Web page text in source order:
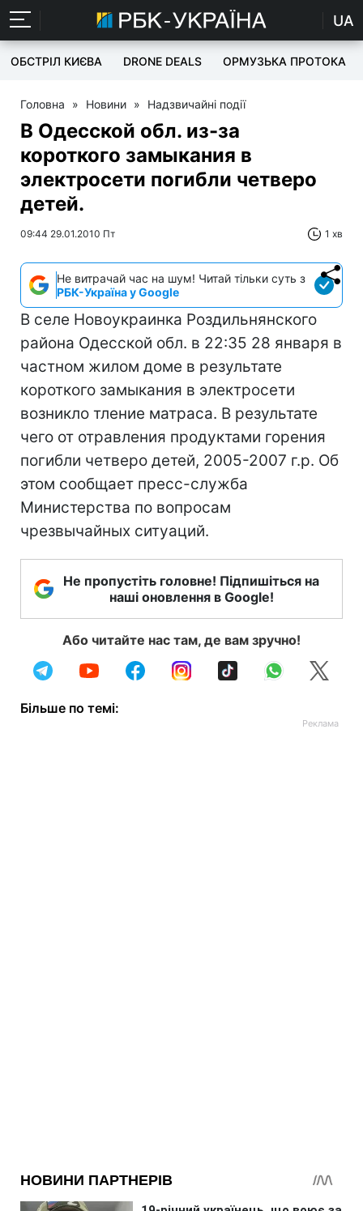
UA
ОБСТРІЛ КИЄВА DRONE DEALS ОРМУЗЬКА ПРОТОКА
Головна » Новини » Надзвичайні події
В Одесской обл. из-за
короткого замыкания в
электросети погибли четверо
детей.
09:44 29.01.2010 Пт 1 хв
Не витрачай час на шум! Читай тільки суть з
РБК-Україна у Google
В селе Новоукраинка Роздильнянского
района Одесской обл. в 22:35 28 января в
частном жилом доме в результате
короткого замыкания в электросети
возникло тление матраса. В результате
чего от отравления продуктами горения
погибли четверо детей, 2005-2007 г.р. Об
этом сообщает пресс-служба
Министерства по вопросам
чрезвычайных ситуаций.
Не пропустіть головне! Підпишіться на
наші оновлення в Google!
Або читайте нас там, де вам зручно!
Більше по темі: